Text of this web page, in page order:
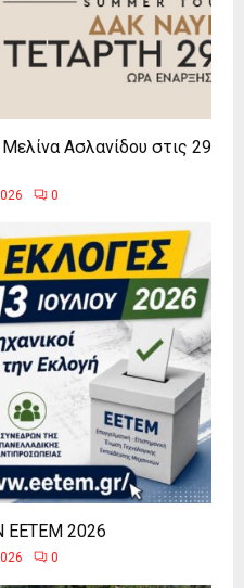
Ασλανίδου στις 29
0
2026
0